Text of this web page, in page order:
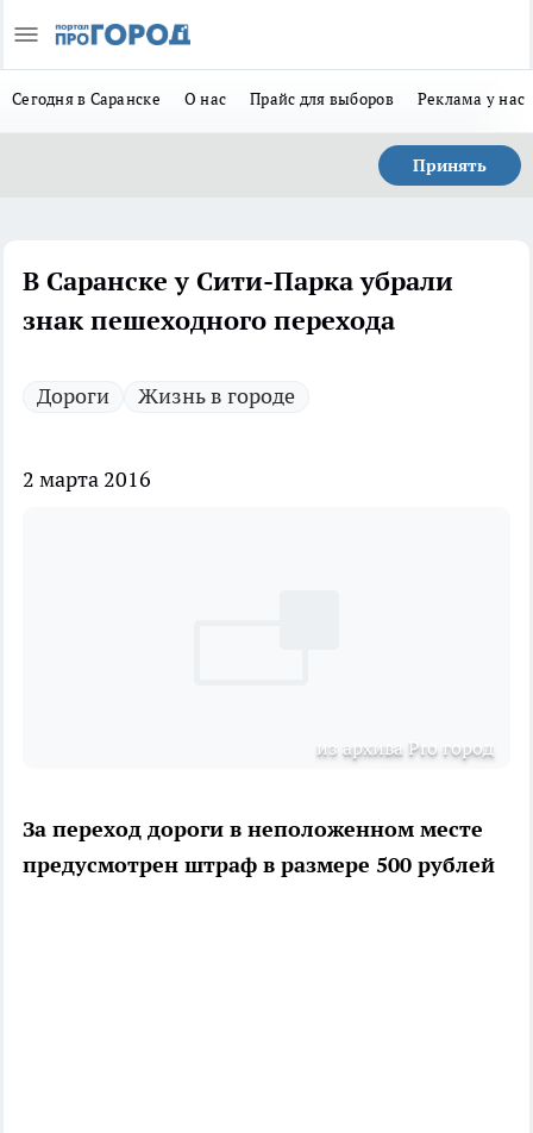
Сегодня в Саранске О нас Прайс для выборов Реклама у нас
Принять
В Саранске у Сити-Парка убрали
знак пешеходного перехода
Дороги Жизнь в городе
2 марта 2016
из архива Pro город
За переход дороги в неположенном месте
предусмотрен штраф в размере 500 рублей